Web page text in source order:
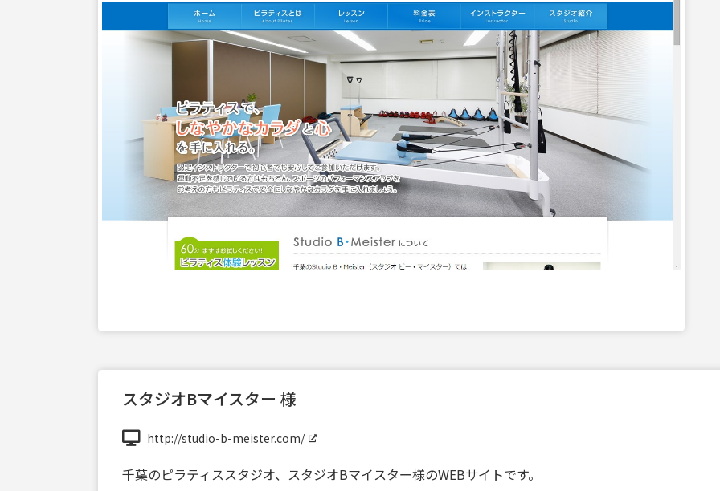
スタジオBマイスター 様
http://studio-b-meister.com/
千葉のピラティススタジオ、スタジオBマイスター様のWEBサイトです。